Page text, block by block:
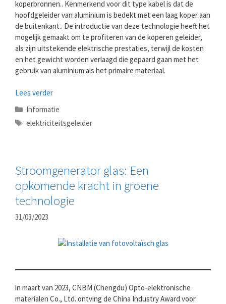
koperbronnen.. Kenmerkend voor dit type kabel is dat de
hoofdgeleider van aluminium is bedekt met een laag koper aan
de buitenkant.. De introductie van deze technologie heeft het
mogelijk gemaakt om te profiteren van de koperen geleider,
als zijn uitstekende elektrische prestaties, terwijl de kosten
en het gewicht worden verlaagd die gepaard gaan met het
gebruik van aluminium als het primaire materiaal.
Lees verder
Categorieën
Informatie
Tags
elektriciteitsgeleider
Stroomgenerator glas: Een
opkomende kracht in groene
technologie
31/03/2023
in maart van 2023, CNBM (Chengdu) Opto-elektronische
materialen Co., Ltd. ontving de China Industry Award voor